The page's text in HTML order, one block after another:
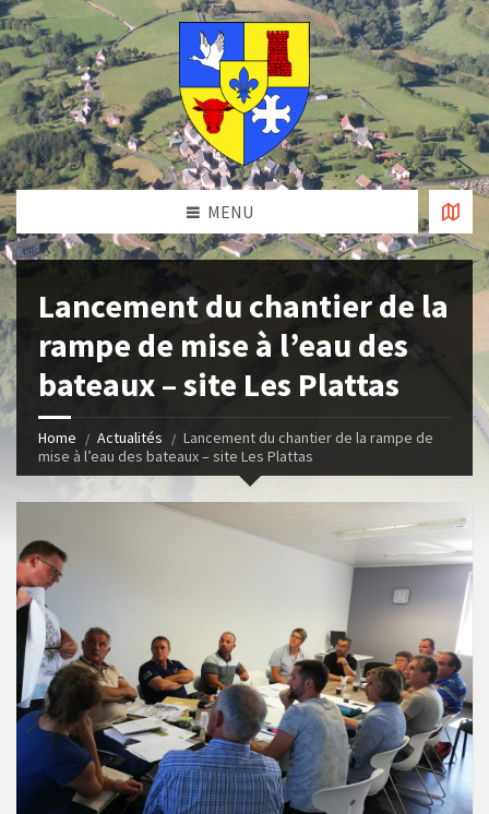
MENU
Lancement du chantier de la
rampe de mise à l’eau des
bateaux – site Les Plattas
Home Actualités
Lancement du chantier de la rampe de
mise à l’eau des bateaux – site Les Plattas